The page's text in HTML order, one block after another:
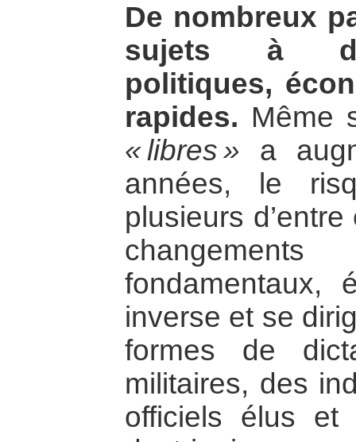
De nombreux
sujets à
politiques,
rapides. Même
« libres » a
années, le
plusieurs
fondamentaux,
inverse et se
formes de
militaires, des
officiels élus et